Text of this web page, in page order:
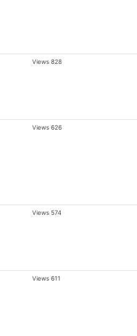
Views 828
Views 626
Views 574
Views 611